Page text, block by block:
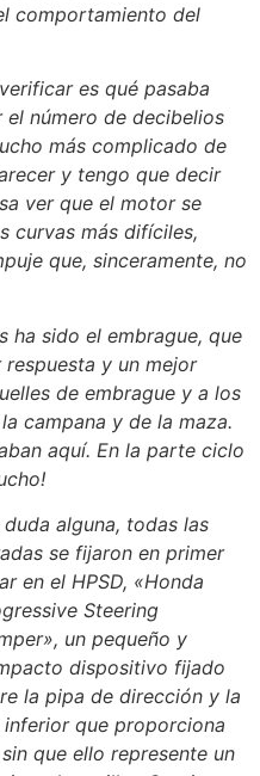
comportamiento del
es qué pasaba
el número de decibelios
más complicado de
y tengo que decir
ver que el motor se
curvas más difíciles,
que, sinceramente, no
ha sido el embrague, que
y un mejor
de embrague y a los
campana y de la maza.
aquí. En la parte ciclo
duda alguna, todas las
se fijaron en primer
en el HPSD, «Honda
Steering
un pequeño y
dispositivo fijado
la pipa de dirección y la
inferior que proporciona
que ello represente un